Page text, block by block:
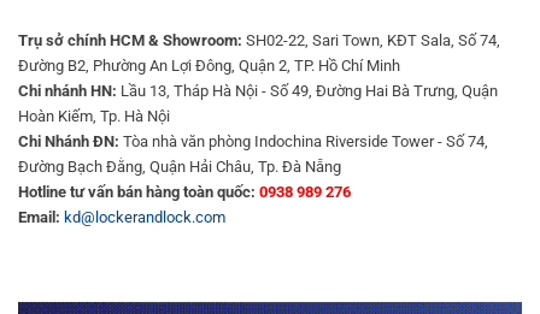
Trụ sở chính HCM & Showroom: SH02-22, Sari Town, KĐT Sala, Số 74,
Đường B2, Phường An Lợi Đông, Quận 2, TP. Hồ Chí Minh
Chi nhánh HN: Lầu 13, Tháp Hà Nội - Số 49, Đường Hai Bà Trưng, Quận
Hoàn Kiếm, Tp. Hà Nội
Chi Nhánh ĐN: Tòa nhà văn phòng Indochina Riverside Tower - Số 74,
Đường Bạch Đằng, Quận Hải Châu, Tp. Đà Nẵng
Hotline tư vấn bán hàng toàn quốc: 0938 989 276
Email: kd@lockerandlock.com